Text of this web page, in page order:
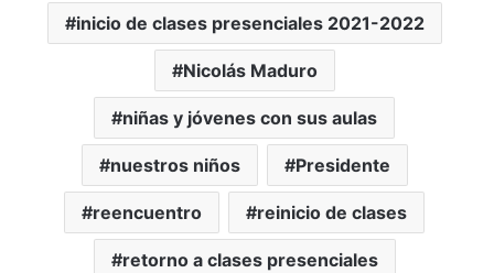
inicio de clases presenciales 2021-2022
Nicolás Maduro
niñas y jóvenes con sus aulas
nuestros niños Presidente
reencuentro reinicio de clases
retorno a clases presenciales